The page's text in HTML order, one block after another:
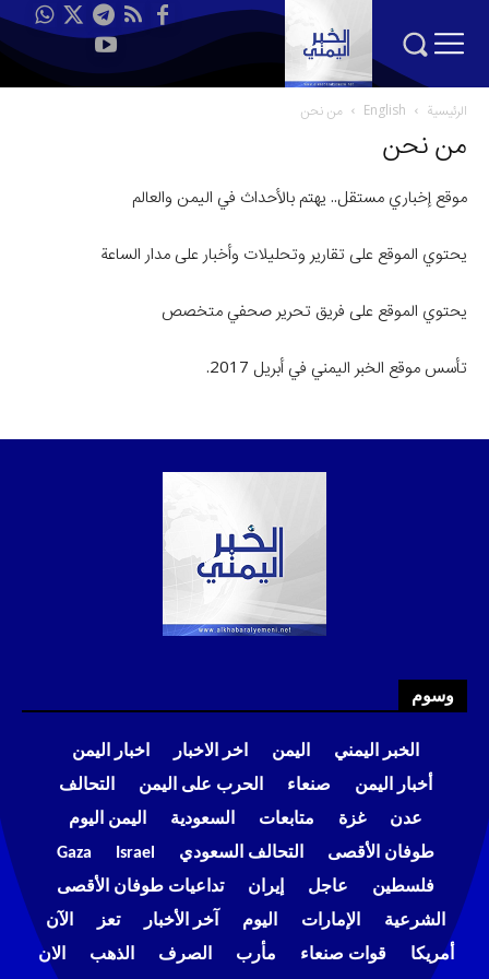
الرئيسية English من نحن
من نحن
موقع إخباري مستقل.. يهتم بالأحداث في اليمن والعالم
يحتوي الموقع على تقارير وتحليلات وأخبار على مدار الساعة
يحتوي الموقع على فريق تحرير صحفي متخصص
تأسس موقع الخبر اليمني في أبريل 2017.
وسوم
الخبر اليمني اليمن اخر الاخبار
اخبار اليمن
أخبار اليمن
صنعاء الحرب على اليمن
التحالف
عدن
غزة متابعات السعودية
اليمن اليوم
طوفان الأقصى
التحالف السعودي Israel
Gaza
فلسطين
عاجل إيران
تداعيات طوفان الأقصى
الشرعية
الإمارات اليوم آخر الأخبار تعز
الآن
أمريكا
قوات صنعاء مأرب الصرف الذهب الان